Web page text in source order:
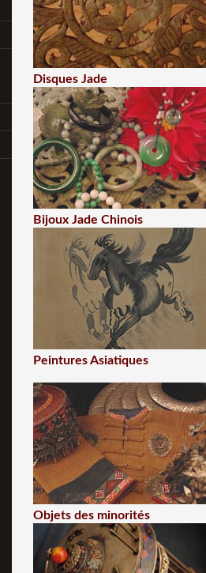
Disques Jade
Bijoux Jade Chinois
Peintures Asiatiques
Objets des minorités